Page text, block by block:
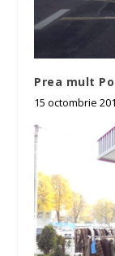
Prea mult
15 octombrie